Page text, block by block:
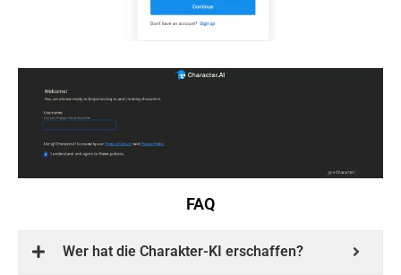
FAQ
Wer hat die Charakter-KI erschaffen?